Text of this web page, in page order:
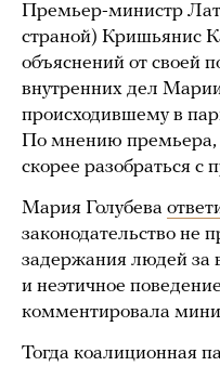
Премьер-министр
страной) Кришьянис
объяснений от своей
внутренних дел
происходившему в
По мнению премьера,
скорее разобраться с
Мария Голубева
законодательство не
задержания людей за
и неэтичное
комментировала
Тогда коалиционная